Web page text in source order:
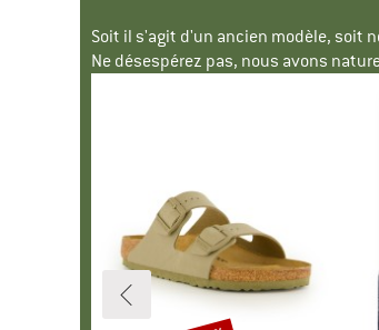
Soit il s'agit d'un ancien modèle, soit
Ne désespérez pas, nous avons